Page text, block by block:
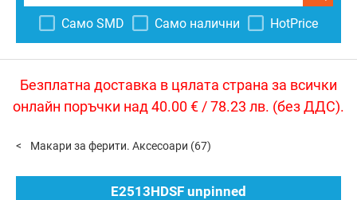
Само SMD Само налични HotPrice
Безплатна доставка в цялата страна за всички
онлайн поръчки над 40.00 € / 78.23 лв. (без ДДС).
Макари за ферити. Аксесоари (67)
E2513HDSF unpinned